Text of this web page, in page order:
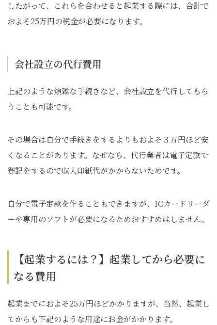
したがって、これらを合わせると起業する際には、合計で
およそ25万円の税金が必要になります。
会社設立の代行費用
上記のような煩雑な手続きなど、会社設立を代行してもら
うことも可能です。
その場合は自分で手続きをするよりもおよそ３万円ほど安
くなることがあります。なぜなら、代行業者は電子定款で
登記をするので収入印紙代がかからないためです。
自分で電子定款を作ることもできますが、ICカードリーダ
ーや専用のソフトが必要になるためおすすめはしません。
【起業するには？】起業してから必要に
なる費用
起業までにおよそ25万円ほどかかりますが、当然、起業し
てからも下記のような用途にお金がかかります。